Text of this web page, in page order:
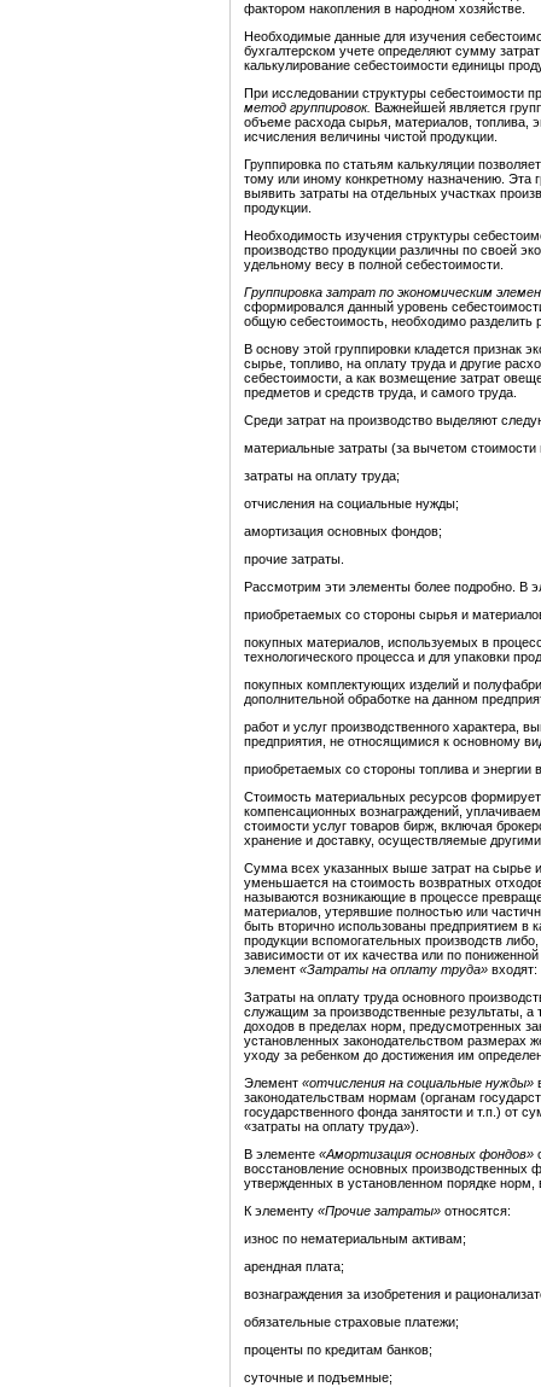
фактором накопления в народном хозяйстве.
Необходимые данные для изучения
бухгалтерском учете определяют сумму
калькулирование себестоимости единицы
При исследовании структуры себестоимости
метод группировок. Важнейшей является
объеме расхода сырья, материалов, топлива,
исчисления величины чистой продукции.
Группировка по статьям калькуляции
тому или иному конкретному назначению. Эта
выявить затраты на отдельных участках
продукции.
Необходимость изучения структуры
производство продукции различны по своей
удельному весу в полной себестоимости.
Группировка затрат по экономическим
сформировался данный уровень
общую себестоимость, необходимо разделить
В основу этой группировки кладется признак
сырье, топливо, на оплату труда и другие
себестоимости, а как возмещение затрат
предметов и средств труда, и самого труда.
Среди затрат на производство выделяют
материальные затраты (за вычетом стоимости
затраты на оплату труда;
отчисления на социальные нужды;
амортизация основных фондов;
прочие затраты.
Рассмотрим эти элементы более подробно. В
приобретаемых со стороны сырья и
покупных материалов, используемых в
технологического процесса и для упаковки
покупных комплектующих изделий и
дополнительной обработке на данном
работ и услуг производственного характера,
предприятия, не относящимися к основному
приобретаемых со стороны топлива и энергии
Стоимость материальных ресурсов
компенсационных вознаграждений,
стоимости услуг товаров бирж, включая
хранение и доставку, осуществляемые
Сумма всех указанных выше затрат на сырье
уменьшается на стоимость возвратных
называются возникающие в процессе
материалов, утерявшие полностью или
быть вторично использованы предприятием в
продукции вспомогательных производств
зависимости от их качества или по
элемент «Затраты на оплату труда» входят:
Затраты на оплату труда основного
служащим за производственные результаты,
доходов в пределах норм, предусмотренных
установленных законодательством размерах
уходу за ребенком до достижения им
Элемент «отчисления на социальные нужды»
законодательствам нормам (органам
государственного фонда занятости и т.п.) от
«затраты на оплату труда»).
В элементе «Амортизация основных фондов»
восстановление основных производственных
утвержденных в установленном порядке
К элементу «Прочие затраты» относятся:
износ по нематериальным активам;
арендная плата;
вознаграждения за изобретения и
обязательные страховые платежи;
проценты по кредитам банков;
суточные и подъемные;